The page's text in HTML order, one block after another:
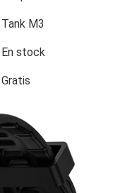
Tank M3
En stock
Gratis